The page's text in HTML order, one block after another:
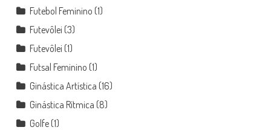
Futebol Feminino (1)
Futevôlei (3)
Futevôlei (1)
Futsal Feminino (1)
Ginástica Artística (16)
Ginástica Rítmica (8)
Golfe(1)